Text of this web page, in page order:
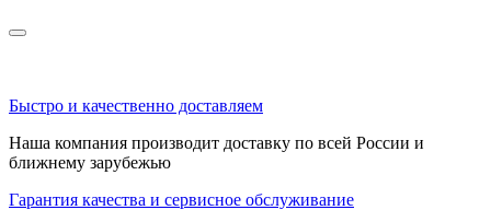
Быстро и качественно доставляем
Наша компания производит доставку по всей России и
ближнему зарубежью
Гарантия качества и сервисное обслуживание